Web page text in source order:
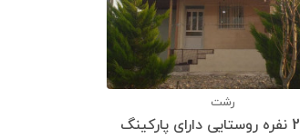
رشت